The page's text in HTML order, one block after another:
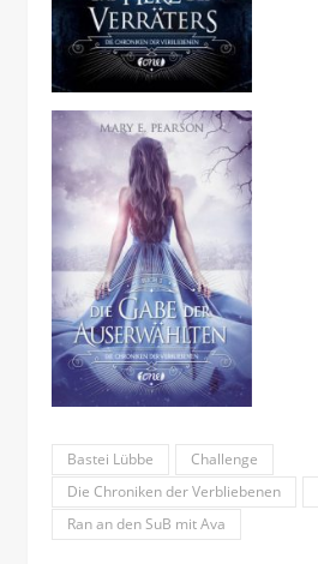
Bastei Lübbe
Challenge
Die Chroniken der Verbliebenen
Ran an den SuB mit Ava